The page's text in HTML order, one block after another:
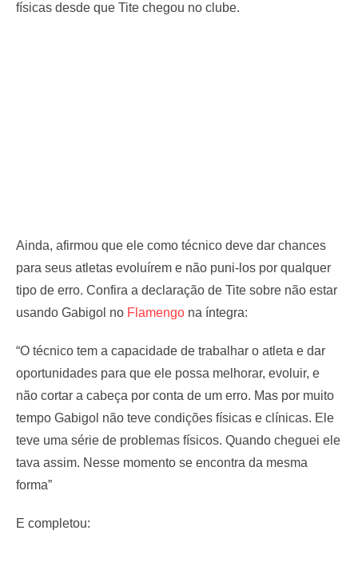
físicas desde que Tite chegou no clube.
Ainda, afirmou que ele como técnico deve dar chances
para seus atletas evoluírem e não puni-los por qualquer
tipo de erro. Confira a declaração de Tite sobre não estar
usando Gabigol no Flamengo na íntegra:
“O técnico tem a capacidade de trabalhar o atleta e dar
oportunidades para que ele possa melhorar, evoluir, e
não cortar a cabeça por conta de um erro. Mas por muito
tempo Gabigol não teve condições físicas e clínicas. Ele
teve uma série de problemas físicos. Quando cheguei ele
tava assim. Nesse momento se encontra da mesma
forma”
E completou: